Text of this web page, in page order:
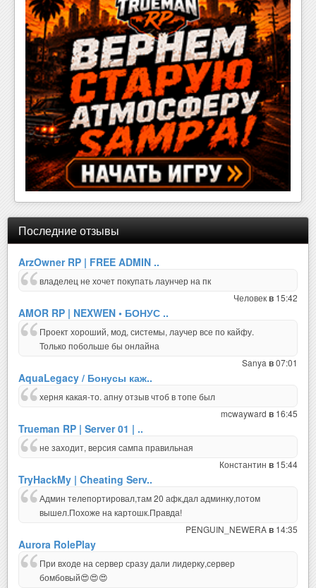
Последние отзывы
ArzOwner RP | FREE ADMIN ..
владелец не хочет покупать лаунчер на пк
Человекв 15:42
AMOR RP | NEXWEN • БОНУС ..
Проект хороший, мод, системы, лаучер все по кайфу.
Только побольше бы онлайна
Sanya в07:01
AquaLegacy / Бонусы каж..
херня какая-то. апну отзыв чтоб в топе был
mcwayward в 16:45
Trueman RP | Server 01 | ..
не заходит, версия сампа правильная
Константин в 15:44
TryHackMy | Cheating Serv..
Админ телепортировал,там 20 афк,дал админку,потом
вышел.Похоже на картошк.Правда!
PENGUIN_NEWERAв 14:35
Aurora RolePlay
При входе на сервер сразу дали лидерку,сервер
бомбовый😍😍😍